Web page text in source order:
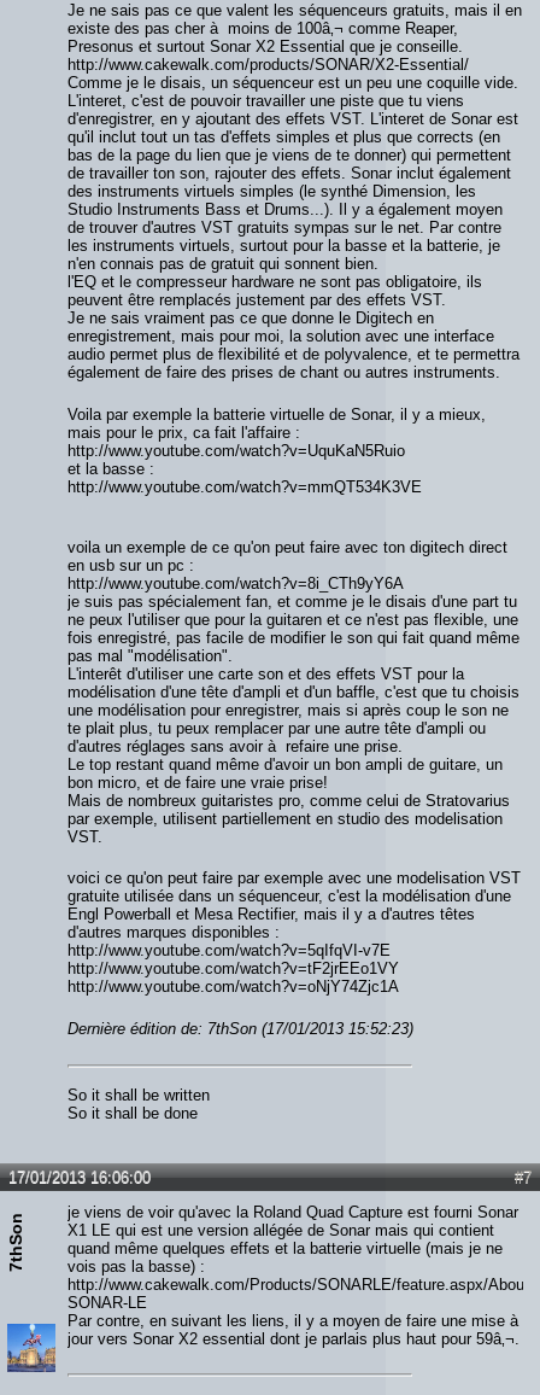
Je ne sais pas ce que valent les séquenceurs gratuits, mais il en
existe des pas cher à moins de 100â‚¬ comme Reaper,
Presonus et surtout Sonar X2 Essential que je conseille.
http://www.cakewalk.com/products/SONAR/X2-Essential/
Comme je le disais, un séquenceur est un peu une coquille vide.
L'interet, c'est de pouvoir travailler une piste que tu viens
d'enregistrer, en y ajoutant des effets VST. L'interet de Sonar est
qu'il inclut tout un tas d'effets simples et plus que corrects (en
bas de la page du lien que je viens de te donner) qui permettent
de travailler ton son, rajouter des effets. Sonar inclut également
des instruments virtuels simples (le synthé Dimension, les
Studio Instruments Bass et Drums...). Il y a également moyen
de trouver d'autres VST gratuits sympas sur le net. Par contre
les instruments virtuels, surtout pour la basse et la batterie, je
n'en connais pas de gratuit qui sonnent bien.
l'EQ et le compresseur hardware ne sont pas obligatoire, ils
peuvent être remplacés justement par des effets VST.
Je ne sais vraiment pas ce que donne le Digitech en
enregistrement, mais pour moi, la solution avec une interface
audio permet plus de flexibilité et de polyvalence, et te permettra
également de faire des prises de chant ou autres instruments.
Voila par exemple la batterie virtuelle de Sonar, il y a mieux,
mais pour le prix, ca fait l'affaire :
http://www.youtube.com/watch?v=UquKaN5Ruio
et la basse :
http://www.youtube.com/watch?v=mmQT534K3VE
voila un exemple de ce qu'on peut faire avec ton digitech direct
en usb sur un pc :
http://www.youtube.com/watch?v=8i_CTh9yY6A
je suis pas spécialement fan, et comme je le disais d'une part tu
ne peux l'utiliser que pour la guitaren et ce n'est pas flexible, une
fois enregistré, pas facile de modifier le son qui fait quand même
pas mal "modélisation".
L'interêt d'utiliser une carte son et des effets VST pour la
modélisation d'une tête d'ampli et d'un baffle, c'est que tu choisis
une modélisation pour enregistrer, mais si après coup le son ne
te plait plus, tu peux remplacer par une autre tête d'ampli ou
d'autres réglages sans avoir à refaire une prise.
Le top restant quand même d'avoir un bon ampli de guitare, un
bon micro, et de faire une vraie prise!
Mais de nombreux guitaristes pro, comme celui de Stratovarius
par exemple, utilisent partiellement en studio des modelisation
VST.
voici ce qu'on peut faire par exemple avec une modelisation VST
gratuite utilisée dans un séquenceur, c'est la modélisation d'une
Engl Powerball et Mesa Rectifier, mais il y a d'autres têtes
d'autres marques disponibles :
http://www.youtube.com/watch?v=5qIfqVI-v7E
http://www.youtube.com/watch?v=tF2jrEEo1VY
http://www.youtube.com/watch?v=oNjY74Zjc1A
Dernière édition de: 7thSon (17/01/2013 15:52:23)
So it shall be written
So it shall be done
#7
17/01/2013 16:06:00
7thSon
je viens de voir qu'avec la Roland Quad Capture est fourni Sonar
X1 LE qui est une version allégée de Sonar mais qui contient
quand même quelques effets et la batterie virtuelle (mais je ne
vois pas la basse) :
http://www.cakewalk.com/Products/SONARLE/feature.aspx/About-
SONAR-LE
Par contre, en suivant les liens, il y a moyen de faire une mise à
jour vers Sonar X2 essential dont je parlais plus haut pour 59â‚¬.